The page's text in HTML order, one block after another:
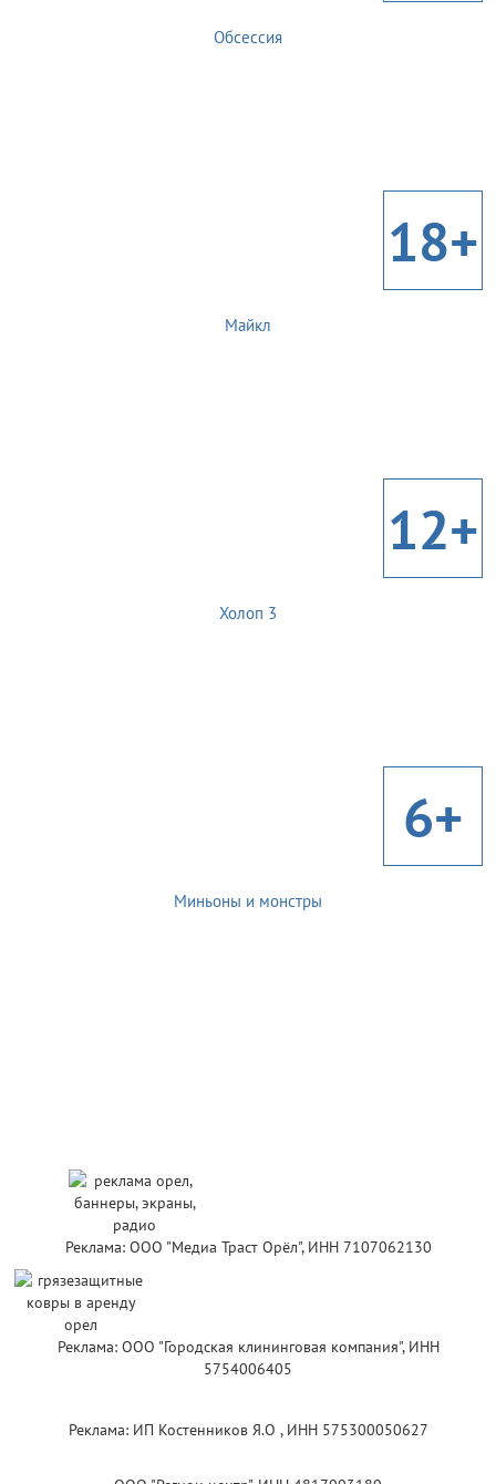
Обсессия
18+
Майкл
12+
Холоп 3
6+
Миньоны и монстры
Реклама: ООО "Медиа Траст Орёл", ИНН 7107062130
Реклама: ООО "Городская клининговая компания", ИНН
5754006405
Реклама: ИП Костенников Я.О , ИНН 575300050627